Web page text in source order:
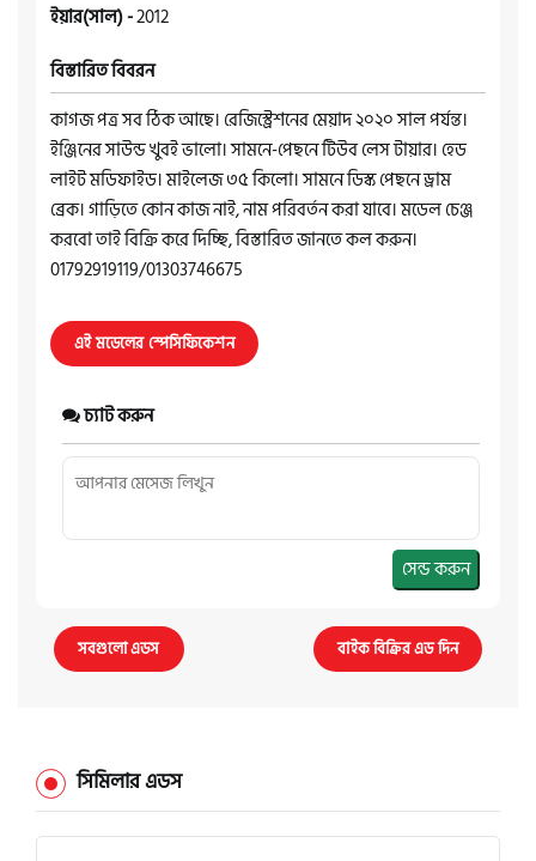
ইয়ার(সাল) -2012
বিস্তারিত বিবরন
কাগজ পত্র সব ঠিক আছে। রেজিস্ট্রেশনের মেয়াদ ২০২০ সাল পর্যন্ত।
ইঞ্জিনের সাউন্ড খুবই ভালো। সামনে-পেছনে টিউব লেস টায়ার। হেড
লাইট মডিফাইড। মাইলেজ ৩৫ কিলো। সামনে ডিস্ক পেছনে ড্রাম
ব্রেক। গাড়িতে কোন কাজ নাই, নাম পরিবর্তন করা যাবে। মডেল চেঞ্জ
করবো তাই বিক্রি করে দিচ্ছি, বিস্তারিত জানতে কল করুন।
01792919119/01303746675
এই মডেলের স্পেসিফিকেশন
চ্যাট করুন
সেন্ড করুন
সবগুলো এডস বাইক বিক্রির এড দিন
সিমিলার এডস